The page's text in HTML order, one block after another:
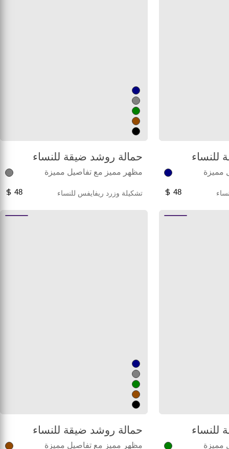
للنساء
مميزة
48
حمالة روشد ضيقة للنساء
مظهر مميز مع تفاصيل مميزة
تشكيلة وزرد ريفايفس للنساء 48
للنساء
مميزة
حمالة روشد ضيقة للنساء
مظهر مميز مع تفاصيل مميزة